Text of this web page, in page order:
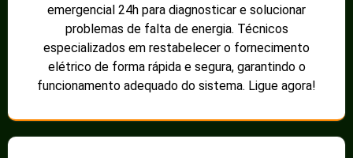
emergencial 24h para diagnosticar e solucionar
problemas de falta de energia. Técnicos
especializados em restabelecer o fornecimento
elétrico de forma rápida e segura, garantindo o
funcionamento adequado do sistema. Ligue agora!